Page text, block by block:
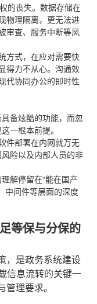
的丧失。数据存储在
物理隔离，更无法进
审查、服务中断等风
方式，在应对需要快
得力不从心。沟通效
代协同办公的即时性
备炫酷的功能，而忽
一根本前提。
件部署在内网就万无
险以及内部人员的非
解停留在“能在国产
中间件等层面的深度
等保与分保的
，是政务系统建设
信息流转的关键一
管理要求。